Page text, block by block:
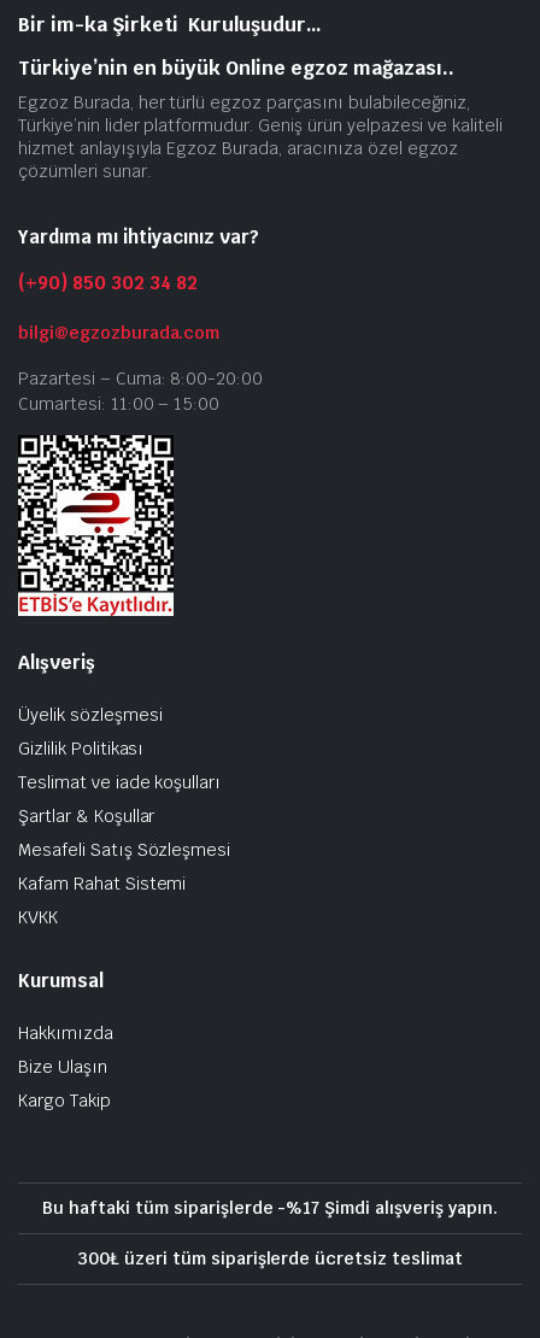
Bir im-ka Şirketi Kuruluşudur…
Türkiye’nin en büyük Online egzoz mağazası..
Egzoz Burada, her türlü egzoz parçasını bulabileceğiniz,
Türkiye’nin lider platformudur. Geniş ürün yelpazesi ve kaliteli
hizmet anlayışıyla Egzoz Burada, aracınıza özel egzoz
çözümleri sunar.
Yardıma mı ihtiyacınız var?
(+90) 850 302 34 82
bilgi@egzozburada.com
Pazartesi – Cuma: 8:00-20:00
Cumartesi: 11:00 – 15:00
Alışveriş
Üyelik sözleşmesi
Gizlilik Politikası
Teslimat ve iade koşulları
Şartlar & Koşullar
Mesafeli Satış Sözleşmesi
Kafam Rahat Sistemi
KVKK
Kurumsal
Hakkımızda
Bize Ulaşın
Kargo Takip
Bu haftaki tüm siparişlerde -%17 Şimdi alışveriş yapın.
300₺ üzeri tüm siparişlerde ücretsiz teslimat